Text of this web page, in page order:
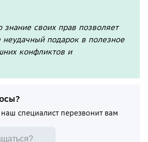
своих прав позволяет
неудачный подарок в полезное
конфликтов и
наш специалист перезвонит вам